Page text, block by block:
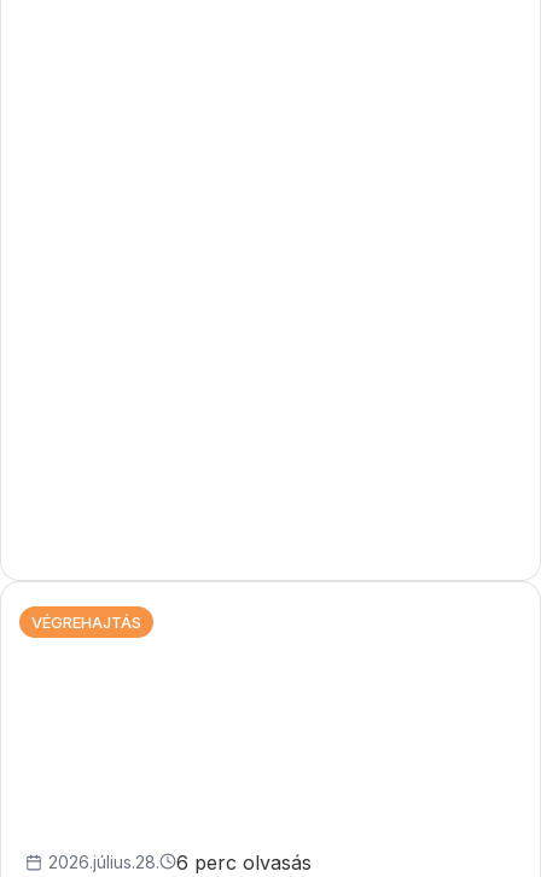
VÉGREHAJTÁS
2026.július.28. 6 perc olvasás